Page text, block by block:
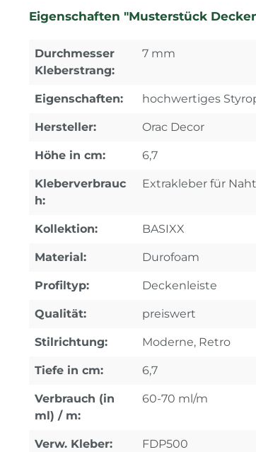
Eigenschaften "Musterstück
Durchmesser
Kleberstrang:
7 mm
Eigenschaften: hochwertiges
Hersteller: Orac Decor
Höhe in cm: 6,7
Kleberverbrauc
h:
Extrakleber für
Kollektion: BASIXX
Material: Durofoam
Profiltyp: Deckenleiste
Qualität: preiswert
Stilrichtung: Moderne, Retro
Tiefe in cm: 6,7
Verbrauch (in
ml) / m:
60-70 ml/m
Verw. Kleber: FDP500